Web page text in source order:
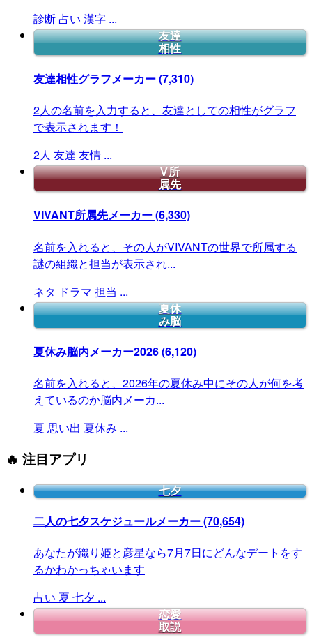
診断 占い 漢字 ...
友達
相性
友達相性グラフメーカー(7,310)
2人の名前を入力すると、友達としての相性がグラフ
で表示されます！
2人 友達 友情 ...
V所
属先
VIVANT所属先メーカー(6,330)
名前を入れると、その人がVIVANTの世界で所属する
謎の組織と担当が表示され...
ネタ ドラマ 担当 ...
夏休
み脳
夏休み脳内メーカー2026(6,120)
名前を入れると、2026年の夏休み中にその人が何を考
えているのか脳内メーカ...
夏 思い出 夏休み ...
🔥 注目アプリ
七夕
二人の七夕スケジュールメーカー(70,654)
あなたが織り姫と彦星なら7月7日にどんなデートをす
るかわかっちゃいます
占い 夏 七夕 ...
恋愛
取説